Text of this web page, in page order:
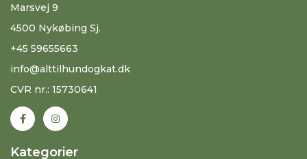
Marsvej 9
4500 Nykøbing Sj.
+45 59655663
info@alttilhundogkat.dk
CVR nr.: 15730641
Kategorier